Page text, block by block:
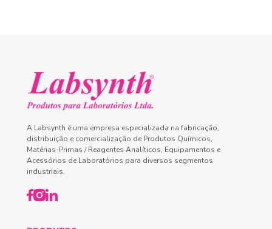
A Labsynth é uma empresa especializada na fabricação,
distribuição e comercialização de Produtos Químicos,
Matérias-Primas / Reagentes Analíticos, Equipamentos e
Acessórios de Laboratórios para diversos segmentos
industriais.